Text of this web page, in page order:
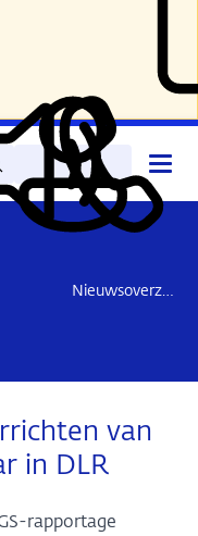
Lees
voor
Mijn
DNB
Contact
Nieuwsoverzicht
van
in DLR
rapportage